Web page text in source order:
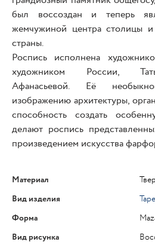
был воссоздан и теперь
жемчужиной центра столицы
страны.
Роспись исполнена
художником России,
Афанасьевой. Её
изображению архитектуры,
способность создать
делают роспись
произведением искусства
Материал
Вид изделия
Форма
Вид рисунка